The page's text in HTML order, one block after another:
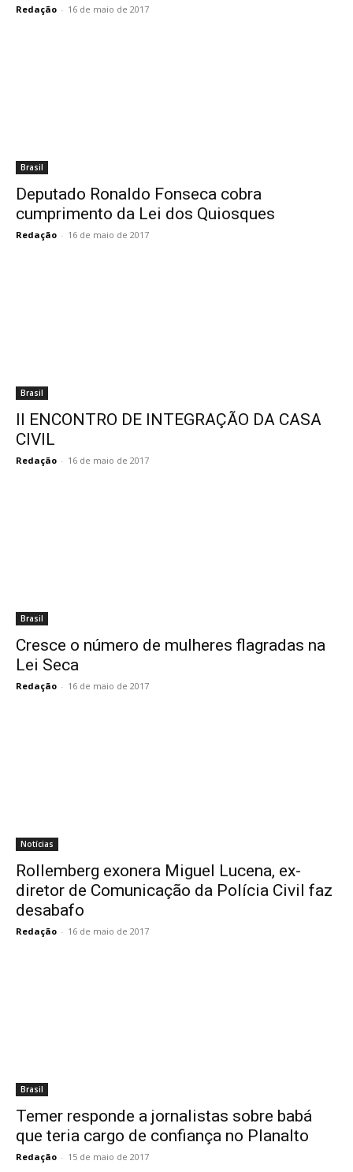
Redação - 16 de maio de 2017
Brasil
Deputado Ronaldo Fonseca cobra
cumprimento da Lei dos Quiosques
Redação - 16 de maio de 2017
Brasil
II ENCONTRO DE INTEGRAÇÃO DA CASA
CIVIL
Redação - 16 de maio de 2017
Brasil
Cresce o número de mulheres flagradas na
Lei Seca
Redação - 16 de maio de 2017
Notícias
Rollemberg exonera Miguel Lucena, ex-
diretor de Comunicação da Polícia Civil faz
desabafo
Redação - 16 de maio de 2017
Brasil
Temer responde a jornalistas sobre babá
que teria cargo de confiança no Planalto
Redação - 15 de maio de 2017